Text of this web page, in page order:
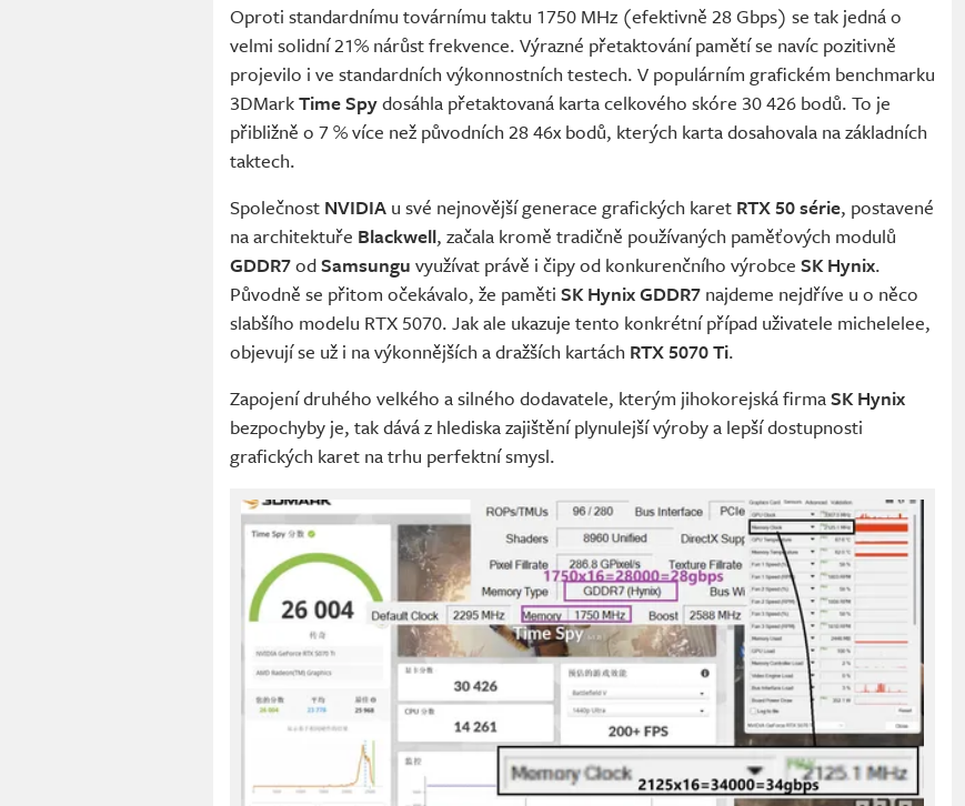
Oproti standardnímu továrnímu taktu 1750 MHz (efektivně 28 Gbps) se tak jedná o
velmi solidní 21% nárůst frekvence. Výrazné přetaktování pamětí se navíc pozitivně
projevilo i ve standardních výkonnostních testech. V populárním grafickém benchmarku
3DMarkTime Spydosáhla přetaktovaná karta celkového skóre 30 426 bodů. To je
přibližně o 7 % více než původních 28 46x bodů, kterých karta dosahovala na základních
taktech.
Společnost NVIDIA u své nejnovější generace grafických karet RTX 50 série, postavené
na architektuře Blackwell, začala kromě tradičně používaných paměťových modulů
GDDR7odSamsungu využívat právě i čipy od konkurenčního výrobce SK Hynix.
Původně se přitom očekávalo, že paměti SK Hynix GDDR7 najdeme nejdříve u o něco
slabšího modelu RTX 5070. Jak ale ukazuje tento konkrétní případ uživatele michelelee,
objevují se už i na výkonnějších a dražších kartách RTX 5070 Ti.
Zapojení druhého velkého a silného dodavatele, kterým jihokorejská firmaSK Hynix
bezpochyby je, tak dává z hlediska zajištění plynulejší výroby a lepší dostupnosti
grafických karet na trhu perfektní smysl.